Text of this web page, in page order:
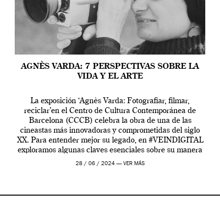
AGNÈS VARDA: 7 PERSPECTIVAS SOBRE LA
VIDA Y EL ARTE
La exposición ‘Agnès Varda: Fotografiar, filmar,
reciclar’en el Centro de Cultura Contemporánea de
Barcelona (CCCB) celebra la obra de una de las
cineastas más innovadoras y comprometidas del siglo
XX. Para entender mejor su legado, en #VEINDIGITAL
exploramos algunas claves esenciales sobre su manera
de entender la vida, el cine y el arte contemporáneo.
28 / 06 / 2024 — VER MÁS